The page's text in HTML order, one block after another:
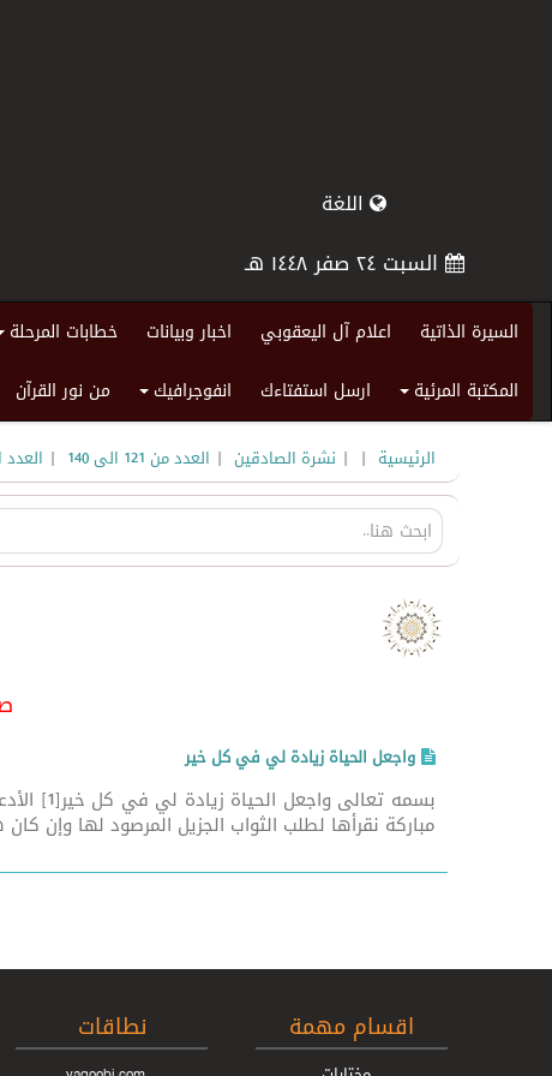
اللغة
السبت ٢٤ صفر ١٤٤٨ هـ
السيرة الذاتية اعلام آل اليعقوبي اخبار وبيانات خطابات المرحلة
المكتبة المرئية ارسل استفتاءك انفوجرافيك من نور القرآن
الرئيسية |
| نشرة الصادقين | العدد من 121 الى 140 | العدد
واجعل الحياة زيادة لي في كل خير
بسمه
مباركة نقرأها لطلب الثواب الجزيل المرصود لها وإن
اقسام مهمة نطاقات